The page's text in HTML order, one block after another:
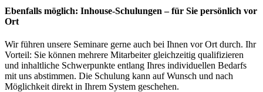
Ebenfalls möglich: Inhouse-Schulungen – für Sie persönlich vor
Ort
Wir führen unsere Seminare gerne auch bei Ihnen vor Ort durch. Ihr
Vorteil: Sie können mehrere Mitarbeiter gleichzeitig qualifizieren
und inhaltliche Schwerpunkte entlang Ihres individuellen Bedarfs
mit uns abstimmen. Die Schulung kann auf Wunsch und nach
Möglichkeit direkt in Ihrem System geschehen.